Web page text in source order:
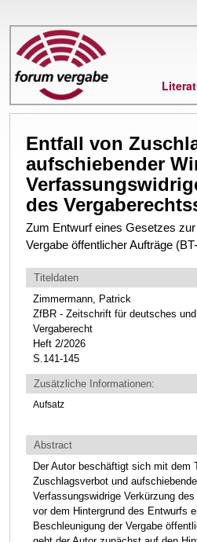
Entfall von
aufschiebender
des
Zum Entwurf eines Gesetzes
Vergabe öffentlicher Aufträge
Titeldaten
Zimmermann, Patrick
ZfBR - Zeitschrift für deutsches
Vergaberecht
Heft 2/2026
S.141-145
Zusätzliche Informationen:
Aufsatz
Abstract
Der Autor beschäftigt sich mit dem
Zuschlagsverbot und
Verfassungswidrige Verkürzung
vor dem Hintergrund des Entwurfs
Beschleunigung der Vergabe